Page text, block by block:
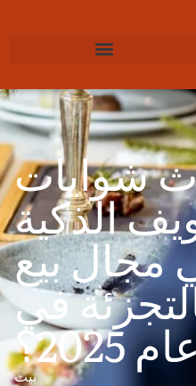
شوايات
الذكية
مجال بيع
في
بيت